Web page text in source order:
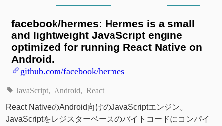
facebook/hermes: Hermes is a small
and lightweight JavaScript engine
optimized for running React Native on
Android.
github.com/facebook/hermes
JavaScript Android React
React NativeのAndroid向けのJavaScriptエンジン。
JavaScriptをレジスターベースのバイトコードにコンパイ